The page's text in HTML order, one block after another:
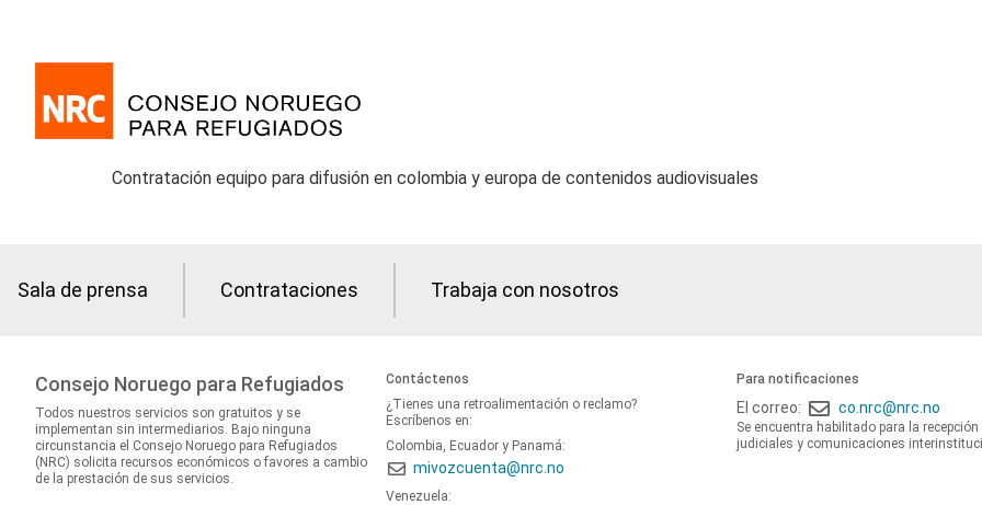
Contratación equipo para difusión en colombia y europa de contenidos audiovisuales
Sala de prensa Contrataciones Trabaja con nosotros
Consejo Noruego para Refugiados
Todos nuestros servicios son gratuitos y se
implementan sin intermediarios. Bajo ninguna
circunstancia el Consejo Noruego para Refugiados
(NRC) solicita recursos económicos o favores a cambio
de la prestación de sus servicios.
Contáctenos
¿Tienes una retroalimentación o reclamo?
Escríbenos en:
Colombia, Ecuador y Panamá:
mivozcuenta@nrc.no
Venezuela:
Para notificaciones
El correo: co.nrc@nrc.no
Se encuentra habilitado para la
judiciales y comunicaciones